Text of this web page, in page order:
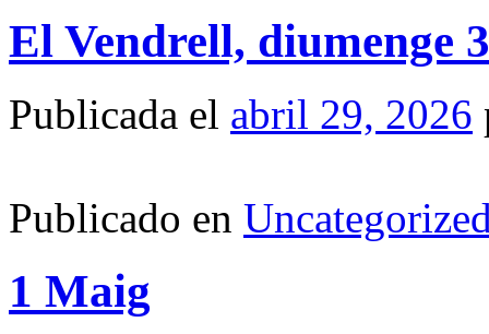
El Vendrell, diumenge
Publicada el abril 29, 2026
Publicado en
1 Maig